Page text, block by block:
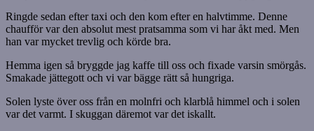
Ringde sedan efter taxi och den kom efter en halvtimme. Denne
chaufför var den absolut mest pratsamma som vi har åkt med. Men
han var mycket trevlig och körde bra.
Hemma igen så bryggde jag kaffe till oss och fixade varsin smörgås.
Smakade jättegott och vi var bägge rätt så hungriga.
Solen lyste över oss från en molnfri och klarblå himmel och i solen
var det varmt. I skuggan däremot var det iskallt.